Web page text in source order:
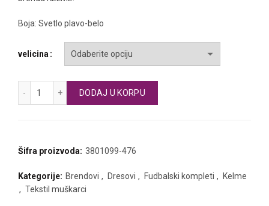
Boja: Svetlo plavo-belo
velicina
DODAJ U KORPU
Šifra proizvoda: 3801099-476
Kategorije: Brendovi , Dresovi , Fudbalski kompleti ,
Kelme
, Tekstil muškarci